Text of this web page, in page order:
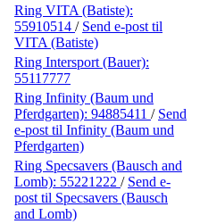
Ring VITA (Batiste):
55910514 / Send e-post til
VITA (Batiste)
Ring Intersport (Bauer):
55117777
Ring Infinity (Baum und
Pferdgarten): 94885411 / Send
e-post til Infinity (Baum und
Pferdgarten)
Ring Specsavers (Bausch and
Lomb): 55221222 / Send e-
post til Specsavers (Bausch
and Lomb)